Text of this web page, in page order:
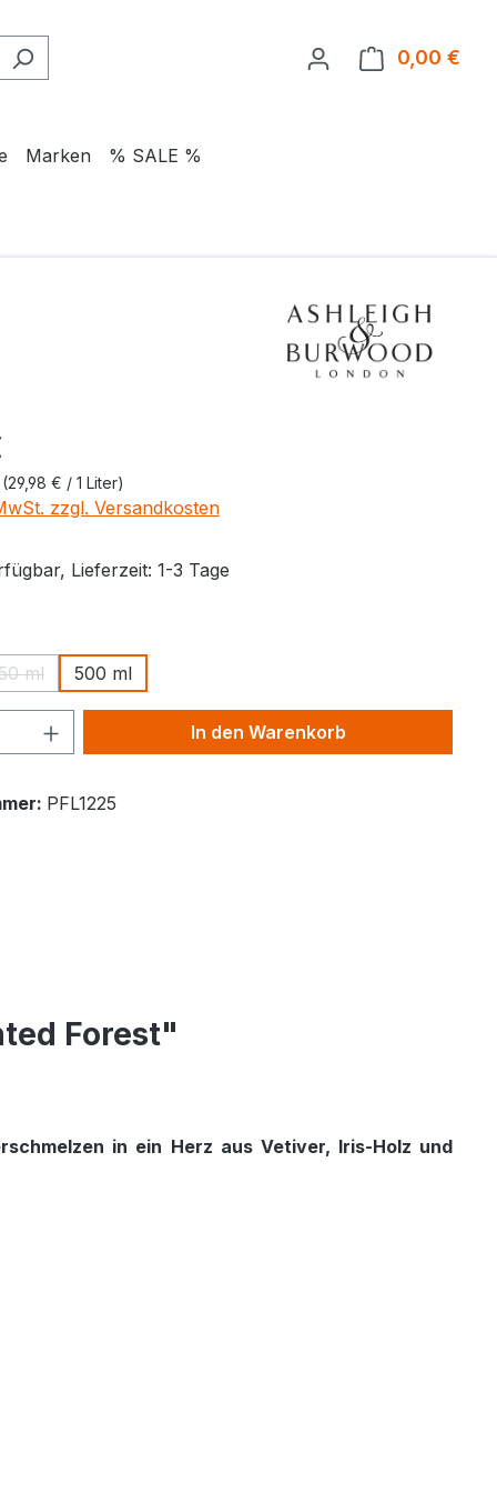
0,00 €
Marken % SALE %
(29,98 € / 1 Liter)
zzgl. Versandkosten
Lieferzeit: 1-3 Tage
ml
(Diese Option ist zurzeit nicht verfügbar.)
500 ml
Anzahl: Gib den gewünschten Wert
In den Warenkorb
PFL1225
Forest"
in ein Herz aus Vetiver, Iris-Holz und